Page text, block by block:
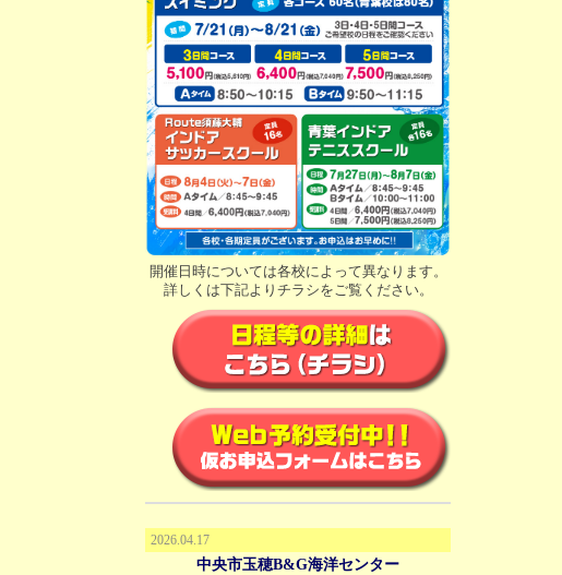
開催日時については各校によって異なります。
詳しくは下記よりチラシをご覧ください。
2026.04.17
中央市玉穂B&G海洋センター